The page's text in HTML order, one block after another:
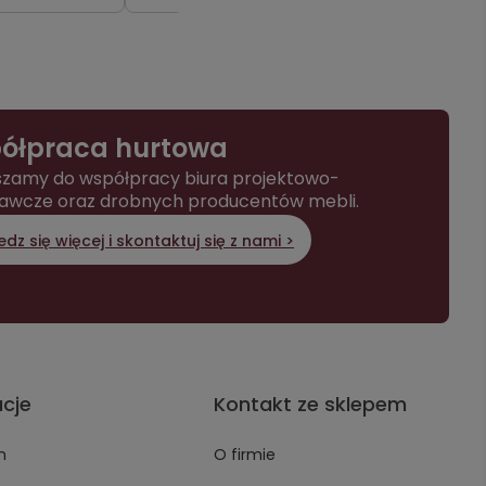
hurtowa
do współpracy biura projektowo-
oraz drobnych producentów mebli.
się więcej i skontaktuj się z nami >
Kontakt ze sklepem
O firmie